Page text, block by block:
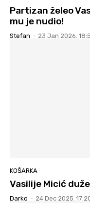
Partizan želeo
mu je nudio!
Stefan - 23 Jan 2026.
KOŠARKA
Vasilije Micić
Darko - 24 Dec 2025.